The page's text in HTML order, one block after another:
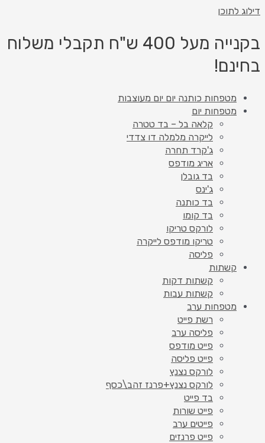
דילוג לתוכן
בקנייה מעל 400 ש"ח תקבלי משלוח
בחינם!
מטפחות כותנה יום יום מעוצבות
מטפחות יום
קלאה בל – בד טטרה
לייקרה מלמלה דו צדדי
ג'קרד תחרה
אריג מודפס
בד גובלן
ג'ינס
בד כותנה
בד קומו
לורקס טריקו
טריקו מודפס לייקרה
פליסה
קשתות
קשתות דקות
קשתות עבות
מטפחות ערב
רשת פייט
פליסה ערב
פייט מודפס
פייט פליסה
לורקס נצנץ
לורקס נצנץ+פרנז זהב\כסף
בד פייט
פייט שורות
פייטים ערב
פייט פרנזים